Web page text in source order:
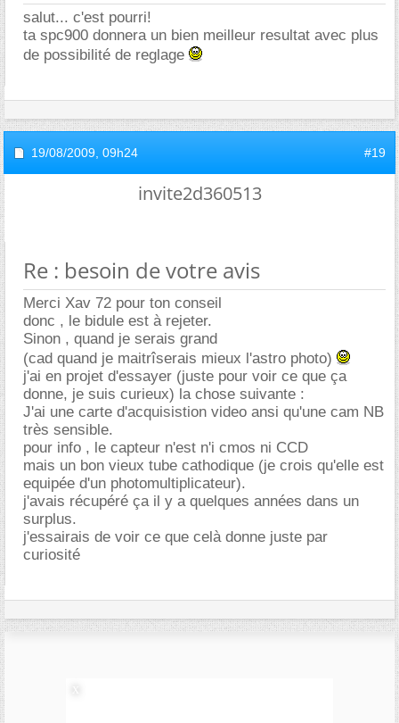
salut... c'est pourri!
ta spc900 donnera un bien meilleur resultat avec plus
de possibilité de reglage
19/08/2009, 09h24 #19
invite2d360513
Re : besoin de votre avis
Merci Xav 72 pour ton conseil
donc , le bidule est à rejeter.
Sinon , quand je serais grand
(cad quand je maitrîserais mieux l'astro photo)
j'ai en projet d'essayer (juste pour voir ce que ça
donne, je suis curieux) la chose suivante :
J'ai une carte d'acquisistion video ansi qu'une cam NB
très sensible.
pour info , le capteur n'est n'i cmos ni CCD
mais un bon vieux tube cathodique (je crois qu'elle est
equipée d'un photomultiplicateur).
j'avais récupéré ça il y a quelques années dans un
surplus.
j'essairais de voir ce que celà donne juste par
curiosité